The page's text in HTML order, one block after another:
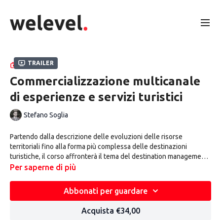
Trailer
RACCOLTA
Commercializzazione multicanale
di esperienze e servizi turistici
Stefano Soglia
Partendo dalla descrizione delle evoluzioni delle risorse
territoriali fino alla forma più complessa delle destinazioni
turistiche, il corso affronterà il tema del destination management
e marketing della destinazione attraverso l’illustrazione dei
evolute. Inoltre, ci si focalizzerà sulle modalità di
commercializzazione di esperienze e servizi turistici in-
destination, che prevede un approccio sempre più multicanale,
anche grazie a booking system e l’impostazione di politiche di
Per saperne di più
Abbonati per guardare
Acquista €34,00